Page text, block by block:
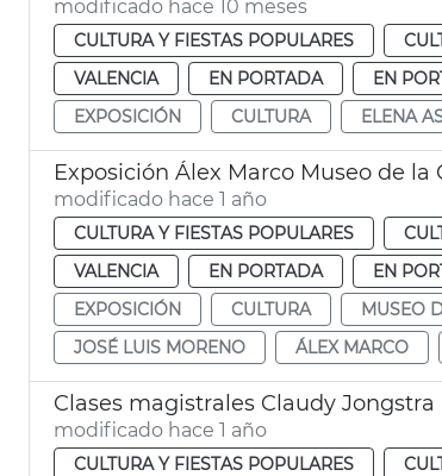
modificado hace 10 meses
CULTURA Y FIESTAS POPULARES
VALENCIA
EN PORTADA EN
EXPOSICIÓN
CULTURA ELENA
Exposición Álex Marco Museo de la
modificado hace 1 año
CULTURA Y FIESTAS POPULARES
VALENCIA
EN PORTADA EN
EXPOSICIÓN
CULTURA MUSEO
JOSÉ LUIS MORENO
ÁLEX MARCO
Clases magistrales Claudy
modificado hace 1 año
CULTURA Y FIESTAS POPULARES